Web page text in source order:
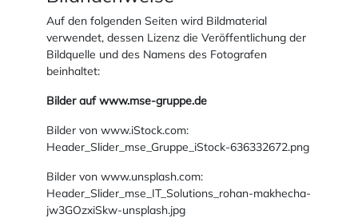
Auf den folgenden Seiten wird Bildmaterial
verwendet, dessen Lizenz die Veröffentlichung der
Bildquelle und des Namens des Fotografen
beinhaltet:
Bilder auf www.mse-gruppe.de
Bilder von www.iStock.com:
Header_Slider_mse_Gruppe_iStock-636332672.png
Bilder von www.unsplash.com:
Header_Slider_mse_IT_Solutions_rohan-makhecha-
jw3GOzxiSkw-unsplash.jpg